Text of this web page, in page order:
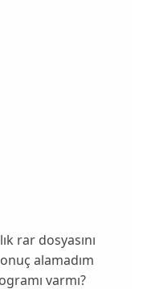
rar dosyasını
alamadım
varmı?